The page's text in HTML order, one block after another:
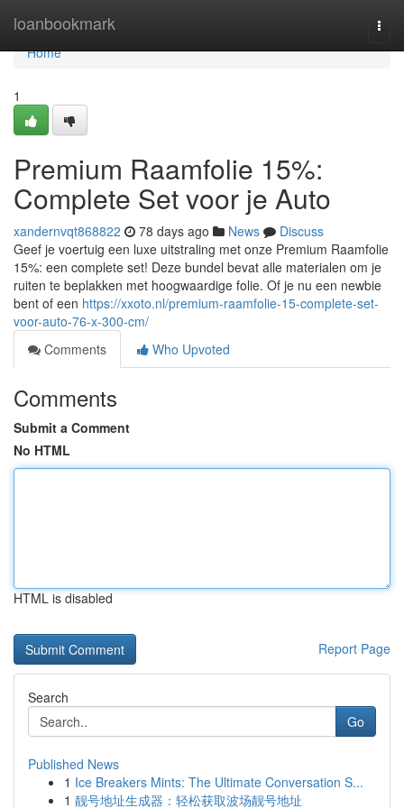
loanbookmark
Home
Home
1
Premium Raamfolie 15%:
Complete Set voor je Auto
xandernvqt868822 78 days ago News
Discuss
Geef je voertuig een luxe uitstraling met onze Premium Raamfolie
15%: een complete set! Deze bundel bevat alle materialen om je
ruiten te beplakken met hoogwaardige folie. Of je nu een newbie
bent of een https://xxoto.nl/premium-raamfolie-15-complete-set-
voor-auto-76-x-300-cm/
Comments
Who Upvoted
Comments
Submit a Comment
No HTML
HTML is disabled
Report Page
Search
Go
Published News
1 Ice Breakers Mints: The Ultimate Conversation S...
1 靓号地址生成器：轻松获取波场靓号地址